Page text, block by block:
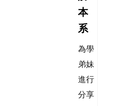
本
系
為學
弟妹
進行
分享